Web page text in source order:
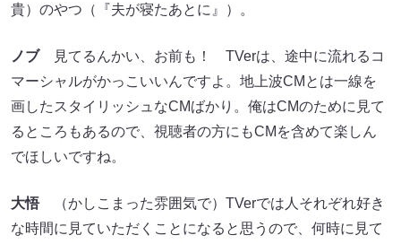
貴）のやつ（『夫が寝たあとに』）。
ノブ見てるんかい、お前も！ TVerは、途中に流れるコ
マーシャルがかっこいいんですよ。地上波CMとは一線を
画したスタイリッシュなCMばかり。俺はCMのために見て
るところもあるので、視聴者の方にもCMを含めて楽しん
でほしいですね。
大悟（かしこまった雰囲気で）TVerでは人それぞれ好き
な時間に見ていただくことになると思うので、何時に見て